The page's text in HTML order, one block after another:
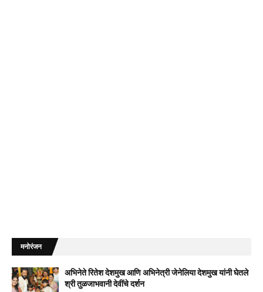
मनोरंजन
अभिनेते रितेश देशमुख आणि अभिनेत्री जेनेलिया देशमुख यांनी घेतले
श्री तुळजाभवानी देवींचे दर्शन